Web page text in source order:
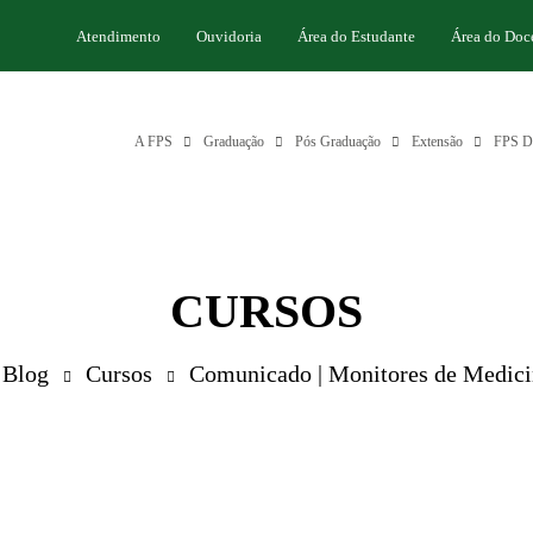
Atendimento Ouvidoria Área do Estudante Área do
A FPS Graduação Pós Graduação Extensão FPS
CURSOS
Blog Cursos Comunicado | Monitores de